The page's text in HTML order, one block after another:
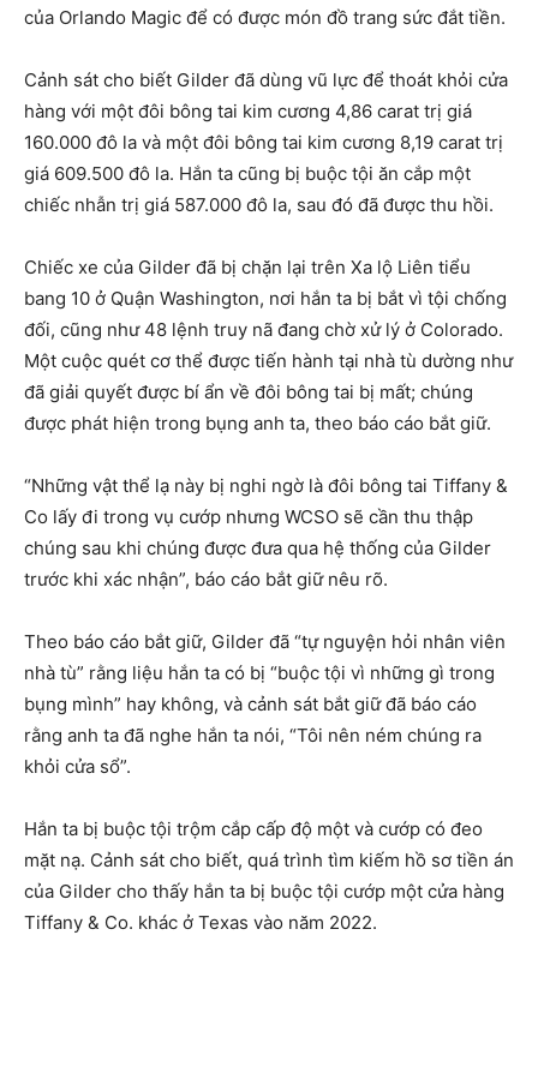
của Orlando Magic để có được món đồ trang sức đắt tiền.
Cảnh sát cho biết Gilder đã dùng vũ lực để thoát khỏi cửa
hàng với một đôi bông tai kim cương 4,86 ​​carat trị giá
160.000 đô la và một đôi bông tai kim cương 8,19 carat trị
giá 609.500 đô la. Hắn ta cũng bị buộc tội ăn cắp một
chiếc nhẫn trị giá 587.000 đô la, sau đó đã được thu hồi.
Chiếc xe của Gilder đã bị chặn lại trên Xa lộ Liên tiểu
bang 10 ở Quận Washington, nơi hắn ta bị bắt vì tội chống
đối, cũng như 48 lệnh truy nã đang chờ xử lý ở Colorado.
Một cuộc quét cơ thể được tiến hành tại nhà tù dường như
đã giải quyết được bí ẩn về đôi bông tai bị mất; chúng
được phát hiện trong bụng anh ta, theo báo cáo bắt giữ.
“Những vật thể lạ này bị nghi ngờ là đôi bông tai Tiffany &
Co lấy đi trong vụ cướp nhưng WCSO sẽ cần thu thập
chúng sau khi chúng được đưa qua hệ thống của Gilder
trước khi xác nhận”, báo cáo bắt giữ nêu rõ.
Theo báo cáo bắt giữ, Gilder đã “tự nguyện hỏi nhân viên
nhà tù” rằng liệu hắn ta có bị “buộc tội vì những gì trong
bụng mình” hay không, và cảnh sát bắt giữ đã báo cáo
rằng anh ta đã nghe hắn ta nói, “Tôi nên ném chúng ra
khỏi cửa sổ”.
Hắn ta bị buộc tội trộm cắp cấp độ một và cướp có đeo
mặt nạ. Cảnh sát cho biết, quá trình tìm kiếm hồ sơ tiền án
của Gilder cho thấy hắn ta bị buộc tội cướp một cửa hàng
Tiffany & Co. khác ở Texas vào năm 2022.